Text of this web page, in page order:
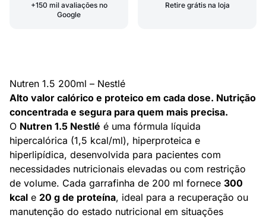
+150 mil avaliações no
Google
Retire grátis na loja
Nutren 1.5 200ml – Nestlé
Alto valor calórico e proteico em cada dose. Nutrição
concentrada e segura para quem mais precisa.
O Nutren 1.5 Nestlé é uma fórmula líquida
hipercalórica (1,5 kcal/ml), hiperproteica e
hiperlipídica, desenvolvida para pacientes com
necessidades nutricionais elevadas ou com restrição
de volume. Cada garrafinha de 200 ml fornece 300
kcal e 20 g de proteína, ideal para a recuperação ou
manutenção do estado nutricional em situações